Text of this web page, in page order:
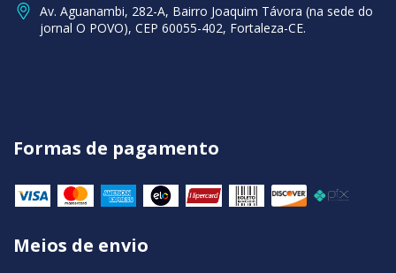
Av. Aguanambi, 282-A, Bairro Joaquim Távora (na sede do
jornal O POVO), CEP 60055-402, Fortaleza-CE.
Formas de pagamento
Meios de envio